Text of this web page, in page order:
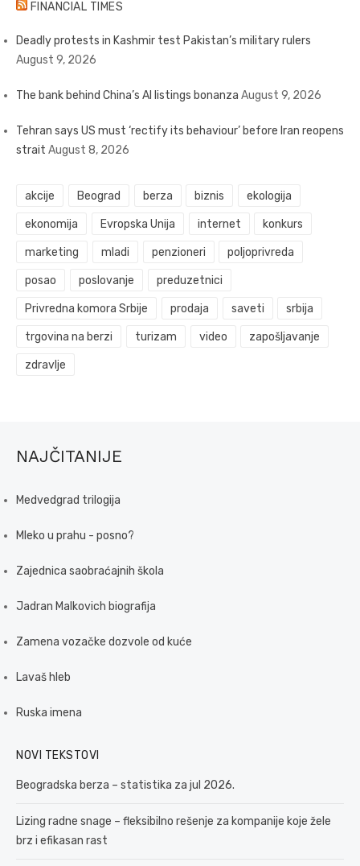
FINANCIAL TIMES
Deadly protests in Kashmir test Pakistan’s military rulers
August 9, 2026
The bank behind China’s AI listings bonanza August 9, 2026
Tehran says US must ‘rectify its behaviour’ before Iran reopens
strait August 8, 2026
akcije Beograd berza biznis ekologija
ekonomija Evropska Unija internet konkurs
marketing mladi penzioneri poljoprivreda
posao poslovanje preduzetnici
Privredna komora Srbije prodaja saveti srbija
trgovina na berzi turizam video zapošljavanje
zdravlje
NAJČITANIJE
Medvedgrad trilogija
Mleko u prahu - posno?
Zajednica saobraćajnih škola
Jadran Malkovich biografija
Zamena vozačke dozvole od kuće
Lavaš hleb
Ruska imena
NOVI TEKSTOVI
Beogradska berza – statistika za jul 2026.
Lizing radne snage – fleksibilno rešenje za kompanije koje žele
brz i efikasan rast